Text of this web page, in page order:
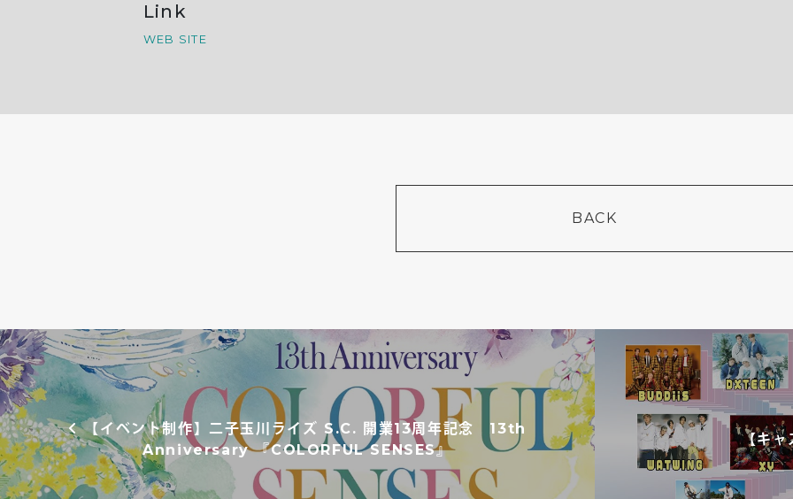
Link
WEB SITE
BACK
投稿ナビゲーション
【イベント制作】二子玉川ライズ S.C. 開業13周年記念 13th
Anniversary 『COLORFUL SENSES』
【キ